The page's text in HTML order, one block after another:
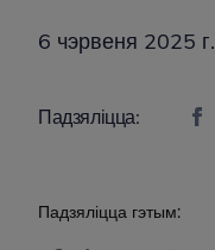
6 чэрвеня 2025 г.
Падзяліцца:
Падзяліцца гэтым: